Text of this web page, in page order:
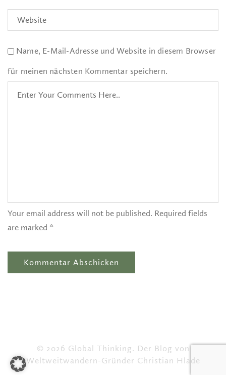
Name, E-Mail-Adresse und Website in diesem Browser
für meinen nächsten Kommentar speichern.
Your email address will not be published. Required fields
are marked *
© 2026 Global Thinking. Der Blog von
Weltweitwandern-Gründer Christian Hlade